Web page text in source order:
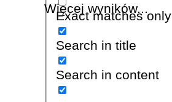
Więcej wyników...
Exact matches only
Search in title
Search in content